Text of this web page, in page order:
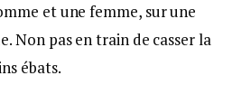
et une femme, sur une
Non pas en train de casser la
ébats.